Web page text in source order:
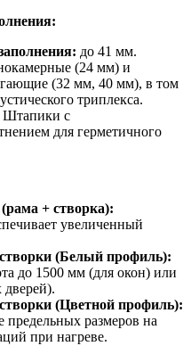
до 41 мм.
(24 мм) и
(32 мм, 40 мм), в том
триплекса.
Штапики с
для герметичного
+ створка):
увеличенный
(Белый профиль):
до 1500 мм (для окон) или
(Цветной профиль):
предельных размеров на
при нагреве.